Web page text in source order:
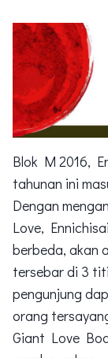
Blok M 2016,
tahunan ini
Dengan
Love,
berbeda, akan
tersebar di 3
pengunjung
orang
Giant Love